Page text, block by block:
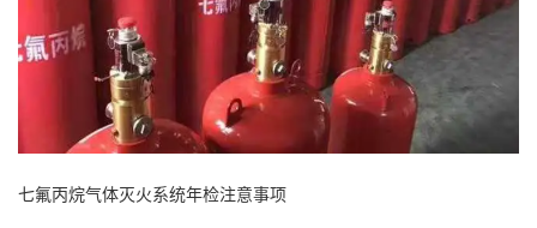
七氟丙烷气体灭火系统年检注意事项